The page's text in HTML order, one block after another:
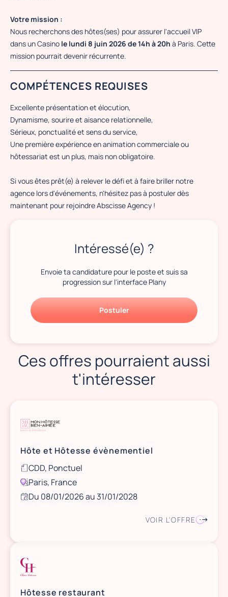
Votre mission :
Nous recherchons des hôtes(ses) pour assurer l'accueil VIP
dans un Casino le lundi 8 juin 2026 de 14h à 20h à Paris. Cette
mission pourrait devenir récurrente.
COMPÉTENCES REQUISES
Excellente présentation et élocution,
Dynamisme, sourire et aisance relationnelle,
Sérieux, ponctualité et sens du service,
Une première expérience en animation commerciale ou
hôtessariat est un plus, mais non obligatoire.
Si vous êtes prêt(e) à relever le défi et à faire briller notre
agence lors d'événements, n'hésitez pas à postuler dès
maintenant pour rejoindre Abscisse Agency !
Intéressé(e) ?
Envoie ta candidature pour le poste et suis sa
progression sur l'interface Plany
Postuler
Ces offres pourraient aussi
t'intéresser
Hôte et Hôtesse évènementiel
CDD, Ponctuel
Paris, France
Du 08/01/2026 au 31/01/2028
VOIR L'OFFRE
Hôtesse restaurant